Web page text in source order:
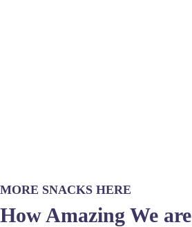
MORE SNACKS HERE
How Amazing We are